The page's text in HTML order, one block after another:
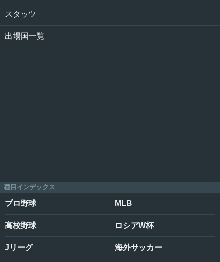
スタッツ
出場国一覧
種目インデックス
プロ野球 MLB
高校野球 ロシアW杯
Jリーグ 海外サッカー